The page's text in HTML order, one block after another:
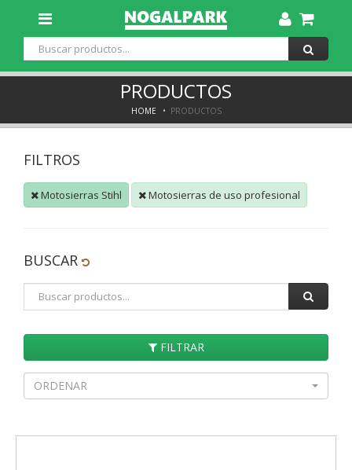
Toggle
Dropdown
PRODUCTOS
HOME PRODUCTOS
FILTROS
Motosierras Stihl Motosierras de uso profesional
BUSCAR
FILTRAR
ORDENAR